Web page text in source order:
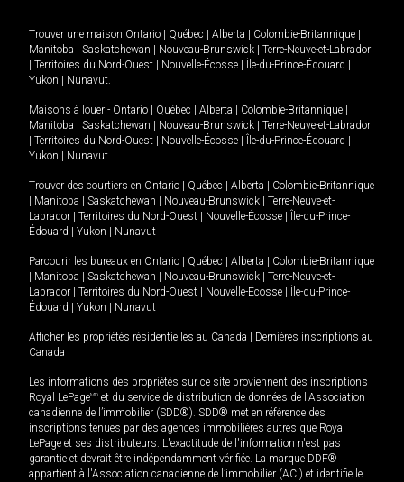
Trouver une maison Ontario Québec Alberta Colombie-Britannique
Manitoba
Saskatchewan Nouveau-Brunswick
Terre-Neuve-et-Labrador
Territoires du Nord-Ouest Nouvelle-Écosse Île-du-Prince-Édouard
Yukon
Nunavut.
Maisons à louer - Ontario Québec Alberta Colombie-Britannique
Manitoba
Saskatchewan Nouveau-Brunswick
Terre-Neuve-et-Labrador
Territoires du Nord-Ouest Nouvelle-Écosse Île-du-Prince-Édouard
Yukon
Nunavut.
Trouver des courtiers en Ontario Québec Alberta
Colombie-Britannique
Manitoba Saskatchewan Nouveau-Brunswick
Terre-Neuve-et-
Labrador
Territoires du Nord-Ouest Nouvelle-Écosse
Île-du-Prince-
Édouard
Yukon Nunavut
Parcourir les bureaux en Ontario Québec Alberta
Colombie-Britannique
Manitoba Saskatchewan Nouveau-Brunswick
Terre-Neuve-et-
Labrador
Territoires du Nord-Ouest Nouvelle-Écosse
Île-du-Prince-
Édouard
Yukon Nunavut
Afficher les propriétés résidentielles au Canada
Dernières inscriptions au
Canada
Les informations des propriétés sur ce site proviennent des inscriptions
Royal LePageMD et du service de distribution de données de l'Association
canadienne de l’immobilier (SDD®). SDD® met en référence des
inscriptions tenues par des agences immobilières autres que Royal
LePage et ses distributeurs. L'exactitude de l'information n'est pas
garantie et devrait être indépendamment vérifiée. La marque DDF®
appartient à l'Association canadienne de l’immobilier (ACI) et identifie le